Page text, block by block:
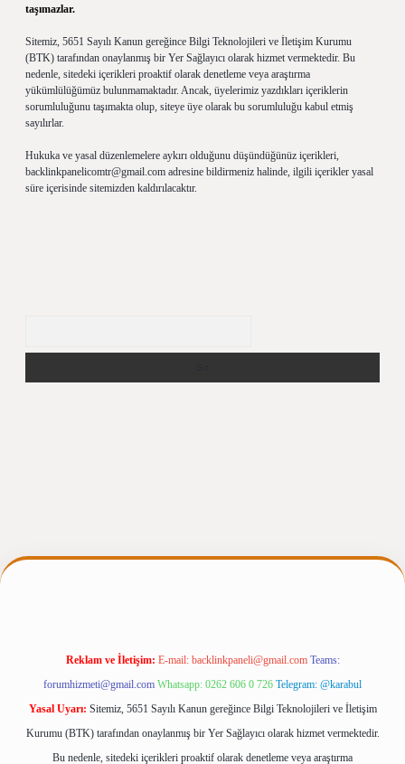
taşımazlar.
Sitemiz, 5651 Sayılı Kanun gereğince Bilgi Teknolojileri ve İletişim Kurumu
(BTK) tarafından onaylanmış bir Yer Sağlayıcı olarak hizmet vermektedir. Bu
nedenle, sitedeki içerikleri proaktif olarak denetleme veya araştırma
yükümlülüğümüz bulunmamaktadır. Ancak, üyelerimiz yazdıkları içeriklerin
sorumluluğunu taşımakta olup, siteye üye olarak bu sorumluluğu kabul etmiş
sayılırlar.
Hukuka ve yasal düzenlemelere aykırı olduğunu düşündüğünüz içerikleri,
backlinkpanelicomtr@gmail.com adresine bildirmeniz halinde, ilgili içerikler yasal
süre içerisinde sitemizden kaldırılacaktır.
betexpergir.net
Reklam ve İletişim: E-mail: backlinkpaneli@gmail.com Teams:
forumhizmeti@gmail.com Whatsapp: 0262 606 0 726 Telegram: @karabul
Yasal Uyarı: Sitemiz, 5651 Sayılı Kanun gereğince Bilgi Teknolojileri ve İletişim
Kurumu (BTK) tarafından onaylanmış bir Yer Sağlayıcı olarak hizmet vermektedir.
Bu nedenle, sitedeki içerikleri proaktif olarak denetleme veya araştırma